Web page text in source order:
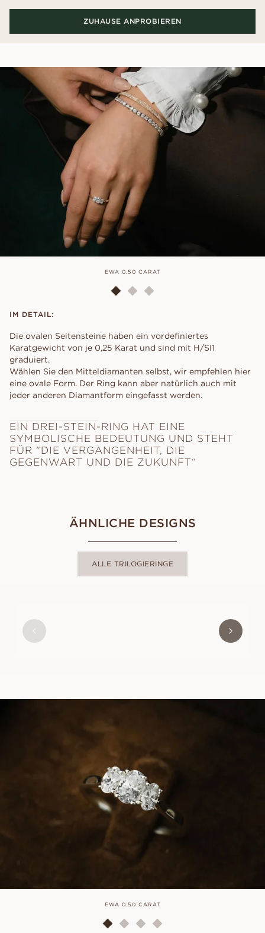
ZUHAUSE ANPROBIEREN
EWA 0.50 CARAT
IM DETAIL:
Die ovalen Seitensteine haben ein vordefiniertes
Karatgewicht von je 0,25 Karat und sind mit H/SI1
graduiert.
Wählen Sie den Mitteldiamanten selbst, wir empfehlen hier
eine ovale Form. Der Ring kann aber natürlich auch mit
jeder anderen Diamantform eingefasst werden.
EIN DREI-STEIN-RING HAT EINE
SYMBOLISCHE BEDEUTUNG UND STEHT
FÜR "DIE VERGANGENHEIT, DIE
GEGENWART UND DIE ZUKUNFT“
ÄHNLICHE DESIGNS
ALLE TRILOGIERINGE
EWA 0.50 CARAT